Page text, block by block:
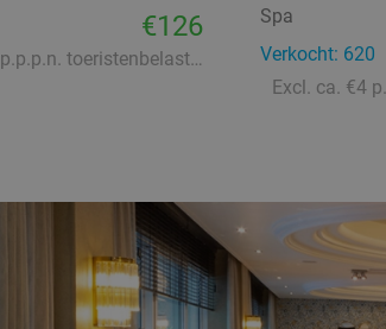
€126
Excl. ca. €1,50 p.p.p.n. toeristenbelasting
Spa
Verkocht: 620
Excl. ca. €4